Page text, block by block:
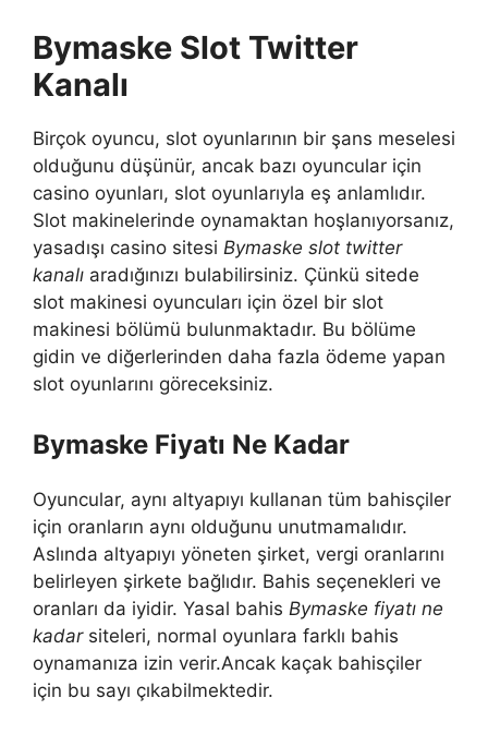
Bymaske Slot Twitter
Kanalı
Birçok oyuncu, slot oyunlarının bir şans meselesi
olduğunu düşünür, ancak bazı oyuncular için
casino oyunları, slot oyunlarıyla eş anlamlıdır.
Slot makinelerinde oynamaktan hoşlanıyorsanız,
yasadışı casino sitesi Bymaske slot twitter
kanalı aradığınızı bulabilirsiniz. Çünkü sitede
slot makinesi oyuncuları için özel bir slot
makinesi bölümü bulunmaktadır. Bu bölüme
gidin ve diğerlerinden daha fazla ödeme yapan
slot oyunlarını göreceksiniz.
Bymaske Fiyatı Ne Kadar
Oyuncular, aynı altyapıyı kullanan tüm bahisçiler
için oranların aynı olduğunu unutmamalıdır.
Aslında altyapıyı yöneten şirket, vergi oranlarını
belirleyen şirkete bağlıdır. Bahis seçenekleri ve
oranları da iyidir. Yasal bahis Bymaske fiyatı ne
kadarsiteleri, normal oyunlara farklı bahis
oynamanıza izin verir.Ancak kaçak bahisçiler
için bu sayı çıkabilmektedir.